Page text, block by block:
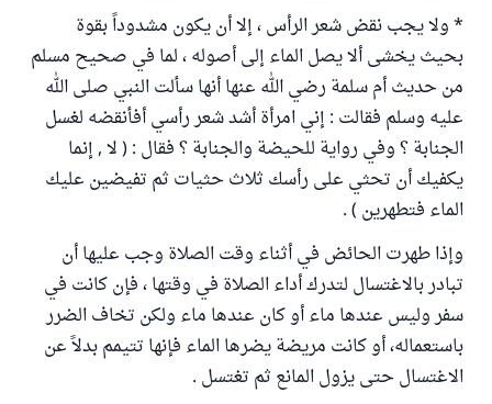
* ولا يجب نقض شعر الرأس ، إلا أن يكون مشدوداً بقوة
بحيث يخشى ألا يصل الماء إلى أصوله ، لما في صحيح مسلم
من حديث أم سلمة رضي الله عنها أنها سألت النبي صلى الله
عليه وسلم فقالت : إني امرأة أشد شعر رأسي أفأنقضه لغسل
الجنابة ؟ وفي رواية للحيضة والجنابة ؟ فقال : ( لا , إنما
يكفيك أن تحثي على رأسك ثلاث حثيات ثم تفيضين عليك
الماء فتطهرين ) .
وإذا طهرت الحائض في أثناء وقت الصلاة وجب عليها أن
تبادر بالاغتسال لتدرك أداء الصلاة في وقتها ، فإن كانت في
سفر وليس عندها ماء أو كان عندها ماء ولكن تخاف الضرر
باستعماله، أو كانت مريضة يضرها الماء فإنها تتيمم بدلاً عن
الاغتسال حتى يزول المانع ثم تغتسل .